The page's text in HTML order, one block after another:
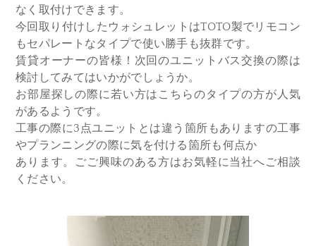
なく取付けできます。
今回取り付けしたウォシュレットはTOTO製でリモコン
もセパレートなタイプで使い勝手も抜群です。
賃貸オーナーの皆様！次回のユニットバス交換の際は
検討してみてはいかがでしょうか。
お部屋探しの際に若い方はこちらのタイプの方が人気
があるようです。
工事の際に3点ユニットとは違う箇所もありますの工事
やプランニングの際に気を付ける箇所も何点か
あります。ごご興味のある方はお気軽に当社へご相談
ください。